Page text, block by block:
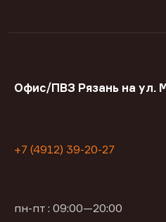
Офис/ПВЗ Рязань на ул.
+7 (4912) 39-20-27
пн-пт : 09:00—20:00